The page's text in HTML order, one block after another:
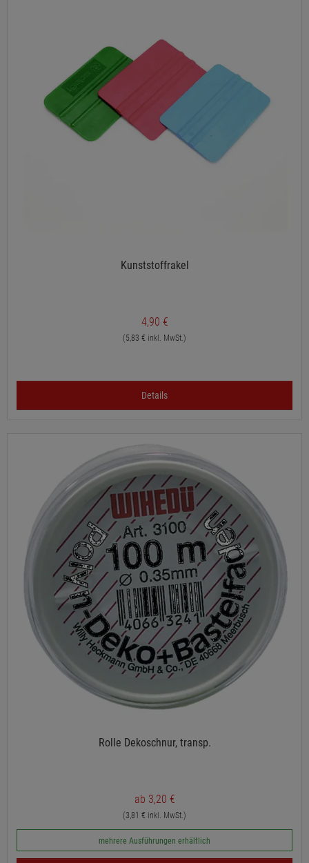
Kunststoffrakel
4,90 €
(5,83 € inkl. MwSt.)
Details
Rolle Dekoschnur, transp.
ab 3,20 €
(3,81 € inkl. MwSt.)
mehrere Ausführungen erhältlich